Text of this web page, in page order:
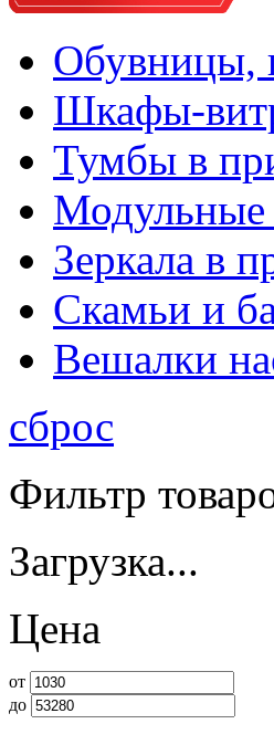
Обувницы,
Шкафы-
Тумбы в
Модульные
Зеркала в
Скамьи и
Вешалки
сброс
Фильтр
Загрузка...
Цена
от
до